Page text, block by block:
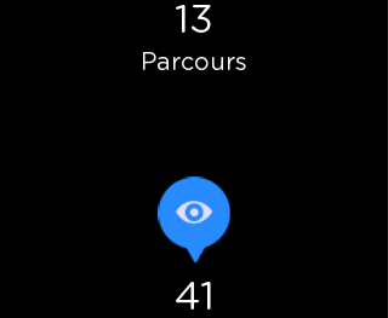
13
Parcours
41